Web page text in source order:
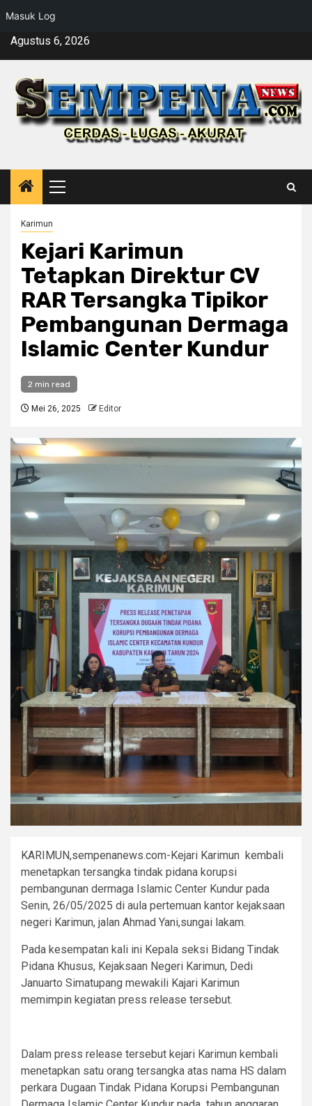
Masuk Log
SkipAgustus 6, 2026
Primary
Menu
Karimun
Kejari Karimun
Tetapkan Direktur CV
RAR Tersangka Tipikor
Pembangunan Dermaga
Islamic Center Kundur
2 min read
Mei 26, 2025 Editor
KARIMUN,sempenanews.com-Kejari Karimun kembali
menetapkan tersangka tindak pidana korupsi
pembangunan dermaga Islamic Center Kundur pada
Senin, 26/05/2025 di aula pertemuan kantor kejaksaan
negeri Karimun, jalan Ahmad Yani,sungai lakam.
Pada kesempatan kali ini Kepala seksi Bidang Tindak
Pidana Khusus, Kejaksaan Negeri Karimun, Dedi
Januarto Simatupang mewakili Kajari Karimun
memimpin kegiatan press release tersebut.
Dalam press release tersebut kejari Karimun kembali
menetapkan satu orang tersangka atas nama HS dalam
perkara Dugaan Tindak Pidana Korupsi Pembangunan